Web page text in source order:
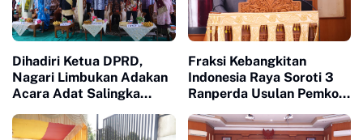
Dihadiri Ketua DPRD,
Nagari Limbukan Adakan
Acara Adat Salingka
Manjapuik Sumando
Fraksi Kebangkitan
Indonesia Raya Soroti 3
Ranperda Usulan Pemko